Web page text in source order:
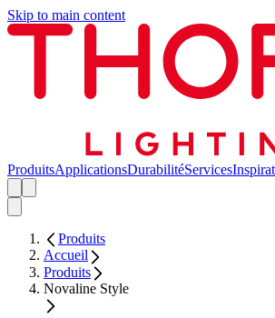
Skip to main content
ProduitsApplicationsDurabilitéServices
Produits
Accueil
Produits
Novaline Style